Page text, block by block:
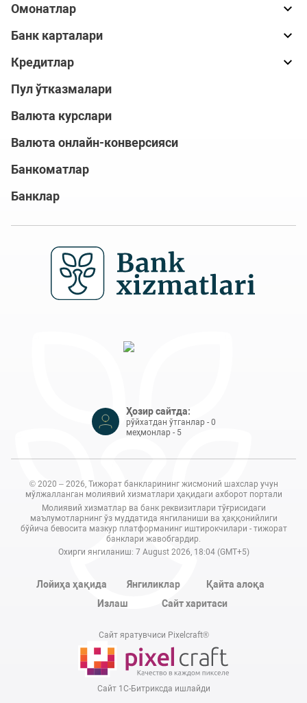
Омонатлар
Банк карталари
Кредитлар
Пул ўтказмалари
Валюта курслари
Валюта онлайн-конверсияси
Банкоматлар
Банклар
Ҳозир сайтда:
рўйхатдан ўтганлар - 0
меҳмонлар - 5
© 2020 – 2026, Тижорат банкларининг жисмоний шахслар учун
мўлжалланган молиявий хизматлари ҳақидаги ахборот портали
Молиявий хизматлар ва банк реквизитлари тўғрисидаги
маълумотларнинг ўз муддатида янгиланиши ва ҳаққонийлиги
бўйича бевосита мазкур платформанинг иштирокчилари - тижорат
банклари жавобгардир.
Охирги янгиланиш: 7 August 2026, 18:04 (GMT+5)
Лойиҳа ҳақида Янгиликлар
Қайта алоқа
Излаш
Сайт харитаси
Сайт яратувчиси Pixelcraft®
Сайт 1C-Битриксда ишлайди